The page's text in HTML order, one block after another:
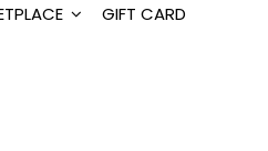
GIFT CARD